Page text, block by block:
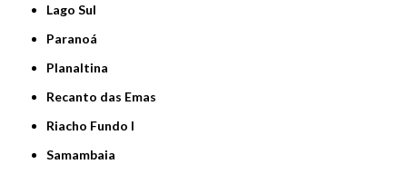
Lago Sul
Paranoá
Planaltina
Recanto das Emas
Riacho Fundo I
Samambaia